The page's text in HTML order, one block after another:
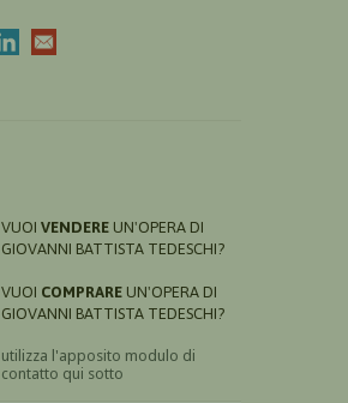
VUOI VENDERE UN'OPERA DI
GIOVANNI BATTISTA TEDESCHI?
VUOI COMPRARE UN'OPERA DI
GIOVANNI BATTISTA TEDESCHI?
utilizza l'apposito modulo di
contatto qui sotto